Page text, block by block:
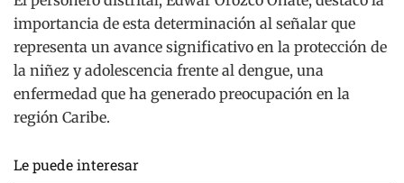
importancia de esta determinación al señalar que
representa un avance significativo en la protección de
la niñez y adolescencia frente al dengue, una
enfermedad que ha generado preocupación en la
región Caribe.
Le puede interesar